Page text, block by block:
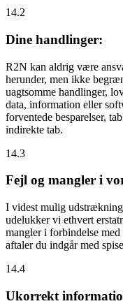
14.2
Dine handlinger:
R2N kan aldrig være
herunder, men ikke
uagtsomme handlinger,
data, information eller
forventede besparelser,
indirekte tab.
14.3
Fejl og mangler i
I videst mulig
udelukker vi ethvert
mangler i forbindelse
aftaler du indgår med
14.4
Ukorrekt